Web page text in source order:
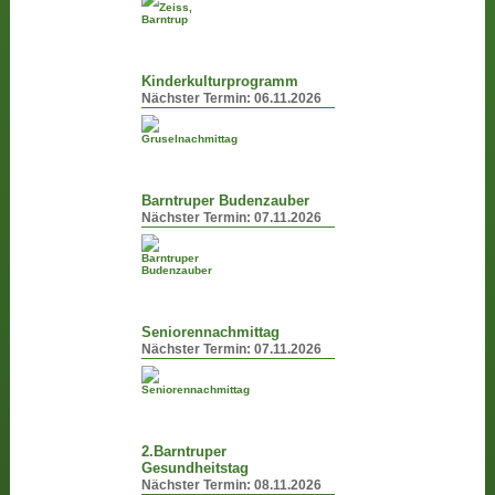
Kinderkulturprogramm
Nächster Termin:06.11.2026
Barntruper Budenzauber
Nächster Termin:07.11.2026
Seniorennachmittag
Nächster Termin:07.11.2026
2.Barntruper
Gesundheitstag
Nächster Termin:08.11.2026